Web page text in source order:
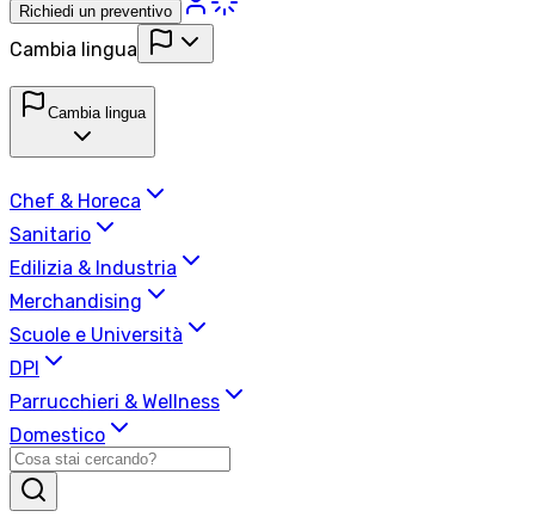
Richiedi un preventivo
Cambia lingua
Cambia lingua
Chef & Horeca
Sanitario
Edilizia & Industria
Merchandising
Scuole e Università
DPI
Parrucchieri & Wellness
Domestico